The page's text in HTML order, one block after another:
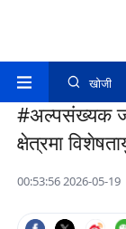
खोजी
#अल्पसंख्यक
क्षेत्रमा
00:53:56 2026-05-19